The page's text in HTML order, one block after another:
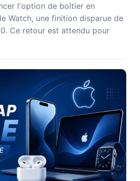
l'option de boîtier en
Watch, une finition disparue de
Ce retour est attendu pour